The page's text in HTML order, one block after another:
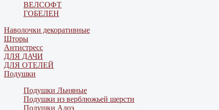
ВЕЛСОФТ
ГОБЕЛЕН
Наволочки декоративные
Шторы
Антистресс
ДЛЯ ДАЧИ
ДЛЯ ОТЕЛЕЙ
Подушки
Подушки Льняные
Подушки из верблюжьей шерсти
Подушки Алоэ